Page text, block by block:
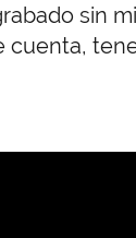
sin